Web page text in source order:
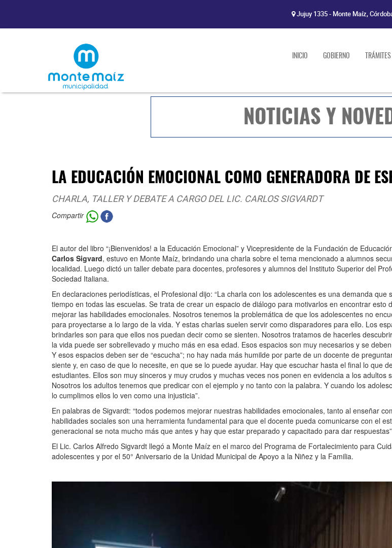
Jujuy 1335 - Monte Maíz,
INICIO GOBIERNO
NOTICIAS Y
LA EDUCACIÓN EMOCIONAL COMO GENERADORA DE
CHARLA, TALLER Y DEBATE A CARGO DEL LIC. CARLOS SIGVARDT
Compartir
El autor del libro “¡Bienvenidos! a la Educación Emocional” y Vicepresidente de la Fundación de
Carlos Sigvard, estuvo en Monte Maíz, brindando una charla sobre el tema mencionado a alumnos
localidad. Luego dictó un taller debate para docentes, profesores y alumnos del Instituto Superior del
Sociedad Italiana.
En declaraciones periodísticas, el Profesional dijo: “La charla con los adolescentes es una demanda que
tiempo en todas las escuelas. Se trata de crear un espacio de diálogo para motivarlos en encontrar esto
mejorar las habilidades emocionales. Nosotros tenemos la problemática de que los adolescentes no
para proyectarse a lo largo de la vida. Y estas charlas suelen servir como disparadores para ello. Los
brindarles son para que ellos nos puedan decir como se sienten. Nosotros tratamos de hacerles
la vida puede ser sobrellevado y mucho más en esa edad. Esos espacios son muy necesarios y se
Y esos espacios deben ser de “escucha”; no hay nada más humilde por parte de un docente de
siente y, en caso de que lo necesite, en que se lo puede ayudar. Hay que escuchar hasta el final lo que
estudiantes. Ellos son muy sinceros y muy crudos y muchas veces nos ponen en evidencia a los adultos
Nosotros los adultos tenemos que predicar con el ejemplo y no tanto con la palabra. Y cuando los
lo cumplimos ellos lo ven como una injusticia”.
En palabras de Sigvardt: “todos podemos mejorar nuestras habilidades emocionales, tanto al enseñar
habilidades sociales son una herramienta fundamental para que el docente pueda comunicarse con el
generacional se nota mucho más que antes y hay que estar preparado y capacitado para dar
El Lic. Carlos Alfredo Sigvardt llegó a Monte Maíz en el marco del Programa de Fortalecimiento para
adolescentes y por el 50° Aniversario de la Unidad Municipal de Apoyo a la Niñez y la Familia.